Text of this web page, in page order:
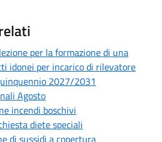
per la formazione di una
idonei per incarico di rilevatore
2027/2031
Agosto
incendi boschivi
diete speciali
di sussidi a copertura